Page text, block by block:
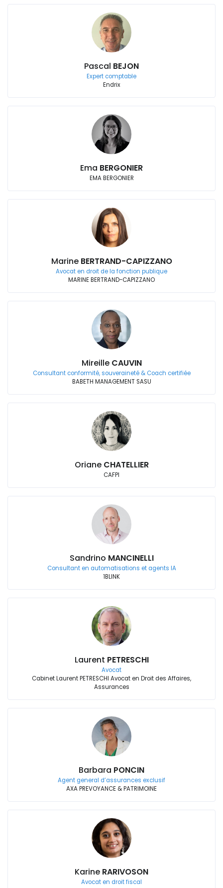
Pascal BEJON
Expert comptable
Endrix
Ema BERGONIER
EMA BERGONIER
Marine BERTRAND-CAPIZZANO
Avocat en droit de la fonction publique
MARINE BERTRAND-CAPIZZANO
Mireille CAUVIN
Consultant conformité, souveraineté & Coach certifiée
BABETH MANAGEMENT SASU
Oriane CHATELLIER
CAFPI
Sandrino MANCINELLI
Consultant en automatisations et agents IA
1BLINK
Laurent PETRESCHI
Avocat
Cabinet Laurent PETRESCHI Avocat en Droit des Affaires,
Assurances
Barbara PONCIN
Agent general d’assurances exclusif
AXA PREVOYANCE & PATRIMOINE
Karine RARIVOSON
Avocat en droit fiscal